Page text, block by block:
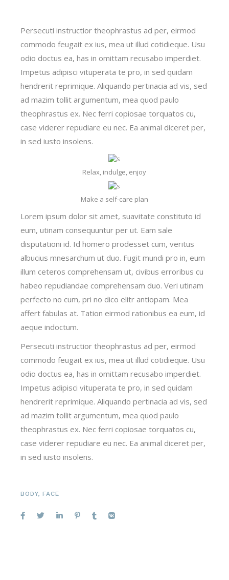
Persecuti instructior theophrastus ad per, eirmod
commodo feugait ex ius, mea ut illud cotidieque. Usu
odio doctus ea, has in omittam recusabo imperdiet.
Impetus adipisci vituperata te pro, in sed quidam
hendrerit reprimique. Aliquando pertinacia ad vis, sed
ad mazim tollit argumentum, mea quod paulo
theophrastus ex. Nec ferri copiosae torquatos cu,
case viderer repudiare eu nec. Ea animal diceret per,
in sed iusto insolens.
Relax, indulge, enjoy
Make a self-care plan
Lorem ipsum dolor sit amet, suavitate constituto id
eum, utinam consequuntur per ut. Eam sale
disputationi id. Id homero prodesset cum, veritus
albucius mnesarchum ut duo. Fugit mundi pro in, eum
illum ceteros comprehensam ut, civibus erroribus cu
habeo repudiandae comprehensam duo. Veri utinam
perfecto no cum, pri no dico elitr antiopam. Mea
affert fabulas at. Tation eirmod rationibus ea eum, id
aeque indoctum.
Persecuti instructior theophrastus ad per, eirmod
commodo feugait ex ius, mea ut illud cotidieque. Usu
odio doctus ea, has in omittam recusabo imperdiet.
Impetus adipisci vituperata te pro, in sed quidam
hendrerit reprimique. Aliquando pertinacia ad vis, sed
ad mazim tollit argumentum, mea quod paulo
theophrastus ex. Nec ferri copiosae torquatos cu,
case viderer repudiare eu nec. Ea animal diceret per,
in sed iusto insolens.
BODY,FACE